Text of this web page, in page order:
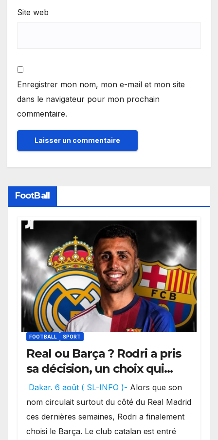
Site web
Enregistrer mon nom, mon e-mail et mon site
dans le navigateur pour mon prochain
commentaire.
FootBall
FOOTBALL SPORT
Real ou Barça ? Rodri a pris
sa décision, un choix qui
pourrait faire grand bruit
sur le marché des
transferts.
Dakar. 6 août ( SL-INFO )- Alors que son
nom circulait surtout du côté du Real Madrid
ces dernières semaines, Rodri a finalement
choisi le Barça. Le club catalan est entré